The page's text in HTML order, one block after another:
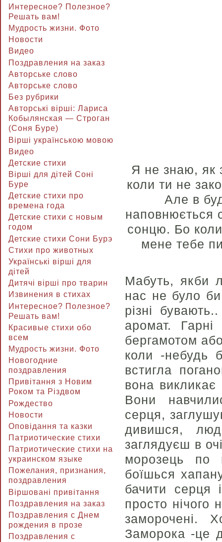
Интересное? Полезное?
Решать вам!
Мудрость жизни. Фото
Новости
Видео
Поздравления на заказ
Авторське слово
Авторське слово
Без рубрики
Авторські вірші: Лариса
Кобылянская — Строган
(Соня Буре)
Вірші українською мовою
Видео
Детские стихи
Вірші для дітей Соні
Буре
Детские стихи про
времена года
Детские стихи с новым
годом
Детские стихи Сони Бурэ
Стихи про животных
Українські вірші для
дітей
Дитячі вірші про тварин
Извинения в стихах
Интересное? Полезное?
Решать вам!
Красивые стихи обо
всем
Мудрость жизни. Фото
Новогодние
поздравления
Привітання з Новим
Роком та Різдвом
Рождество
Новости
Оповідання та казки
Патриотические стихи
Патриотические стихи на
украинском языке
Пожелания, признания,
поздравления
Віршовані привітання
Поздравления на заказ
Поздравления с Днем
рождения в прозе
Поздравления с
Я не знаю, як
коли ти не
Але в
наповнюється
сонцю. Бо коли
мене тебе
Мабуть, якби
нас не було
різні
аромат.
бергамотом
коли -небудь
встигла
вона
Вони
серця,
дивишся,
заглядуєш в
морозець по
боїшься
бачити серця
просто нічого
заморочені.
Заморока -це